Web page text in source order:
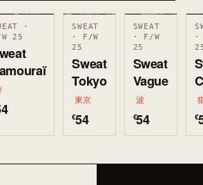
·
25
SWEAT
· F/W
25
Sweat
Tokyo
東京
€54
SWEAT
· F/W
25
Sweat
Vague
波
€54
·
€